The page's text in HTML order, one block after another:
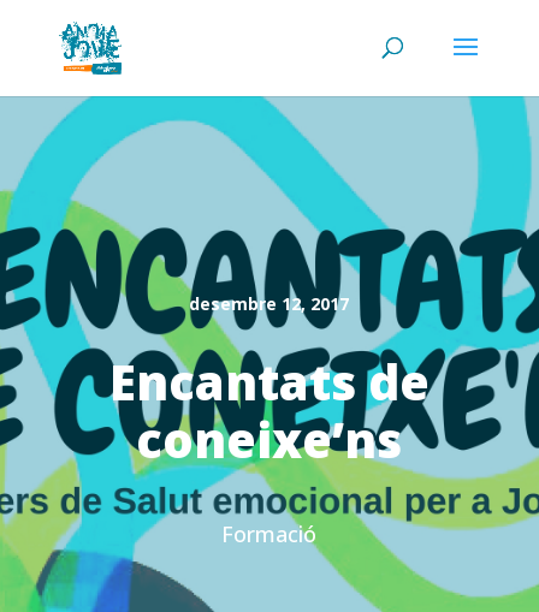
desembre 12, 2017
Encantats de
coneixe’ns
Formació